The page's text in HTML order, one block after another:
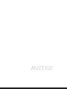
ANZEIGE